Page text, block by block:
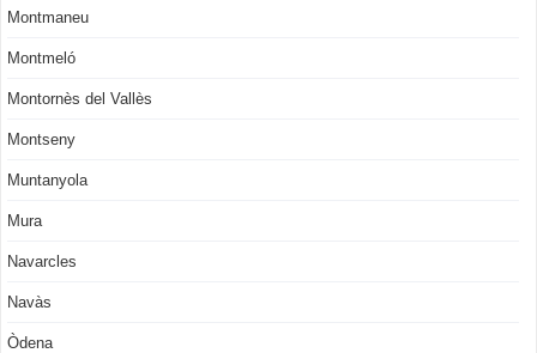
Montmaneu
Montmeló
Montornès del Vallès
Montseny
Muntanyola
Mura
Navarcles
Navàs
Òdena